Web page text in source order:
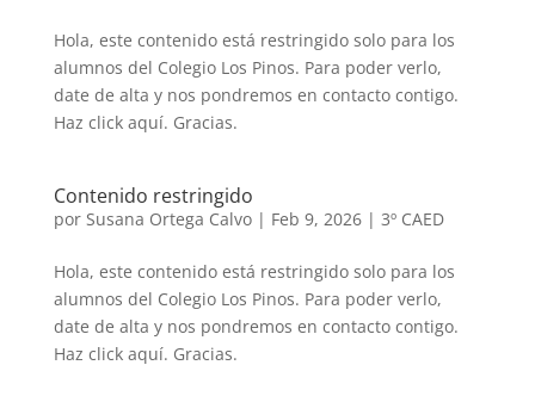
Hola, este contenido está restringido solo para los
alumnos del Colegio Los Pinos. Para poder verlo,
date de alta y nos pondremos en contacto contigo.
Haz click aquí. Gracias.
Contenido restringido
por Susana Ortega Calvo| Feb 9, 2026| 3º CAED
Hola, este contenido está restringido solo para los
alumnos del Colegio Los Pinos. Para poder verlo,
date de alta y nos pondremos en contacto contigo.
Haz click aquí. Gracias.